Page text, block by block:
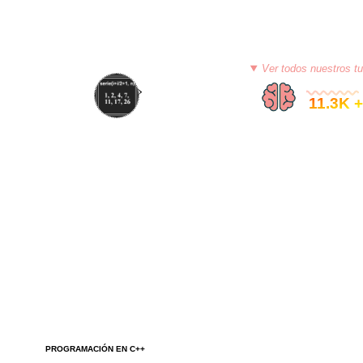
Ver todos nuestros
© 11.3K +
PROGRAMACIÓN EN C++